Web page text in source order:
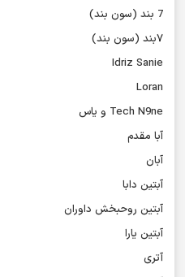
7 بند (سون بند)
۷بند (سون بند)
Idriz Sanie
Loran
Tech N9ne و یاس
آبا مقدم
آبان
آبتین دابا
آبتین روحبخش داوران
آبتین یارا
آتری